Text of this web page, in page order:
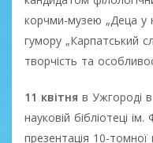
корчми-музею „Деца у
гумору „Карпатський
творчість та
11 квітня в Ужгороді в
науковій бібліотеці
презентація 10-томної